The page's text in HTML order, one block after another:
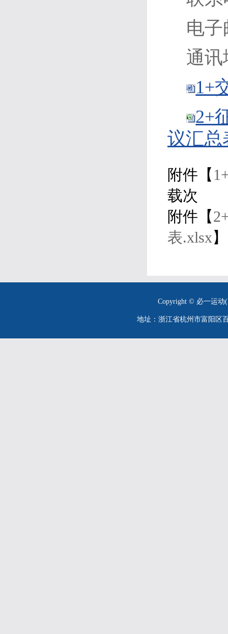
电子
通讯
1+
2+
议汇总
附件【
载次
附件【
表.xlsx
Copyright © 必一运动
地址：浙江省杭州市富阳区